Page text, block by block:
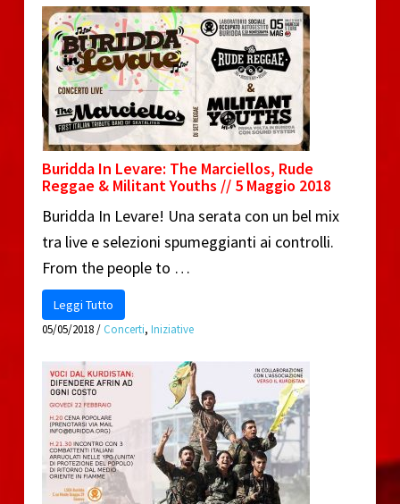
Buridda In Levare: The Marciellos, Rude
Reggae & Militant Youths // 5 Maggio 2018
Buridda In Levare! Una serata con un bel mix
tra live e selezioni spumeggianti ai controlli.
From the people to …
Leggi Tutto
05/05/2018/ Concerti, Iniziative